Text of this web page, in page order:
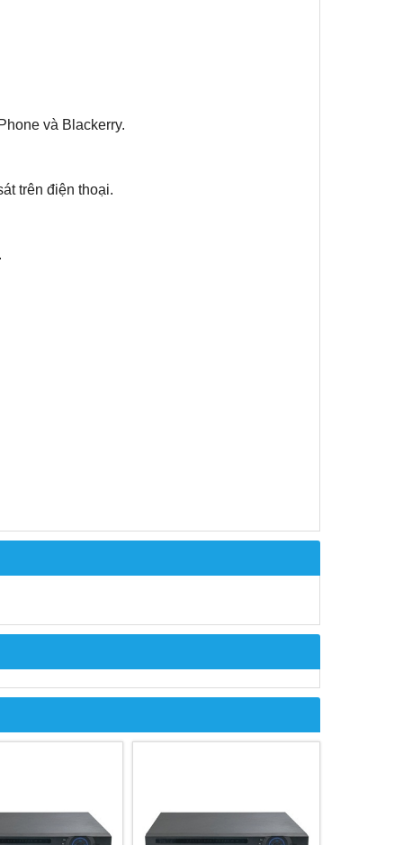
và Blackerry.
trên điện thoại.